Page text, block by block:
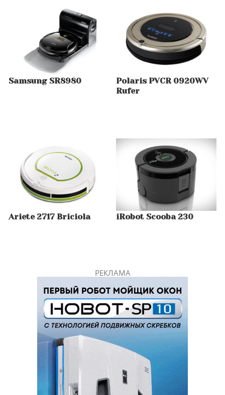
Samsung SR8980
Polaris PVCR 0920WV
Rufer
Ariete 2717 Briciola iRobot Scooba 230
РЕКЛАМА